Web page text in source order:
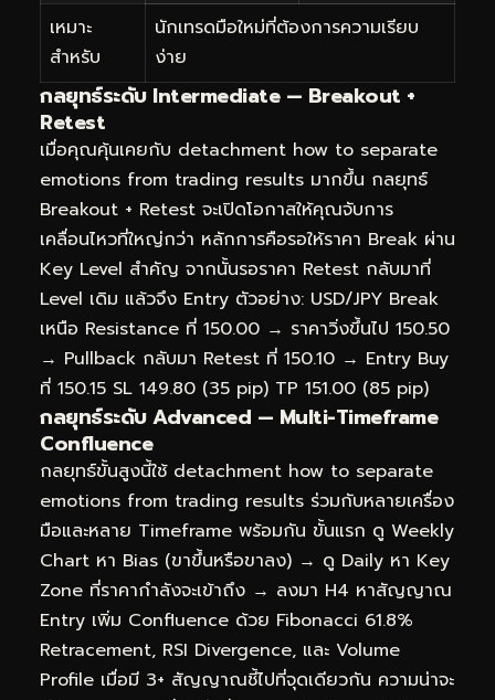
เหมาะ
สำหรับ
นักเทรดมือใหม่ที่ต้องการความเรียบ
ง่าย
กลยุทธ์ระดับ Intermediate — Breakout +
Retest
เมื่อคุณคุ้นเคยกับ detachment how to separate
emotions from trading results มากขึ้น กลยุทธ์
Breakout + Retest จะเปิดโอกาสให้คุณจับการ
เคลื่อนไหวที่ใหญ่กว่า หลักการคือรอให้ราคา Break ผ่าน
Key Level สำคัญ จากนั้นรอราคา Retest กลับมาที่
Level เดิม แล้วจึง Entry ตัวอย่าง: USD/JPY Break
เหนือ Resistance ที่ 150.00 → ราคาวิ่งขึ้นไป 150.50
→ Pullback กลับมา Retest ที่ 150.10 → Entry Buy
ที่ 150.15 SL 149.80 (35 pip) TP 151.00 (85 pip)
กลยุทธ์ระดับ Advanced — Multi-Timeframe
Confluence
กลยุทธ์ขั้นสูงนี้ใช้ detachment how to separate
emotions from trading results ร่วมกับหลายเครื่อง
มือและหลาย Timeframe พร้อมกัน ขั้นแรก ดู Weekly
Chart หา Bias (ขาขึ้นหรือขาลง) → ดู Daily หา Key
Zone ที่ราคากำลังจะเข้าถึง → ลงมา H4 หาสัญญาณ
Entry เพิ่ม Confluence ด้วย Fibonacci 61.8%
Retracement, RSI Divergence, และ Volume
Profile เมื่อมี 3+ สัญญาณชี้ไปที่จุดเดียวกัน ความน่าจะ